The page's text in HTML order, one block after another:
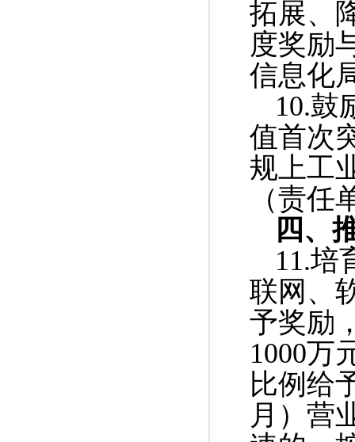
拓展、
度奖励
信息化
10.鼓
值首次
规上工
（责
四、
11.培
联网、
予奖励
1000万
比例给
月）营